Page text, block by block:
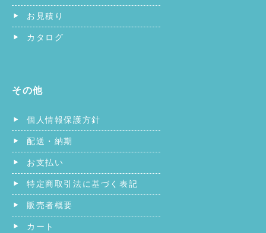
お見積り
カタログ
その他
個人情報保護方針
配送・納期
お支払い
特定商取引法に基づく表記
販売者概要
カート